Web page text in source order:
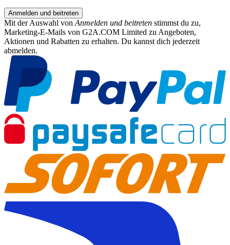
Anmelden und beitreten
Mit der Auswahl von Anmelden und beitreten stimmst du zu,
Marketing-E-Mails von G2A.COM Limited zu Angeboten,
Aktionen und Rabatten zu erhalten. Du kannst dich jederzeit
abmelden.